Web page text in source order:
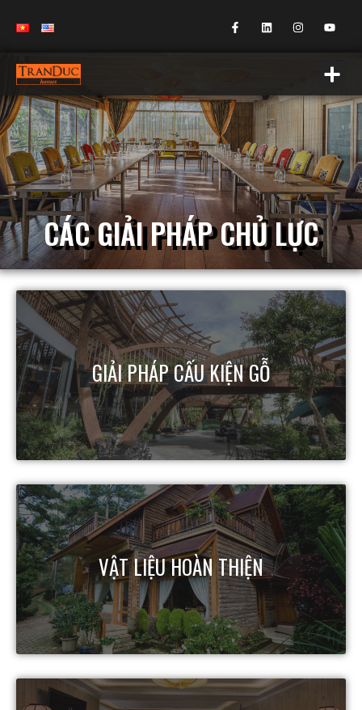
CÁC GIẢI PHÁP CHỦ LỰC
GIẢI PHÁP CẤU KIỆN GỖ
VẬT LIỆU HOÀN THIỆN